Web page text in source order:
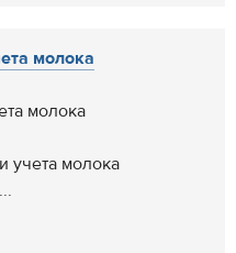
молока
молока
учета молока